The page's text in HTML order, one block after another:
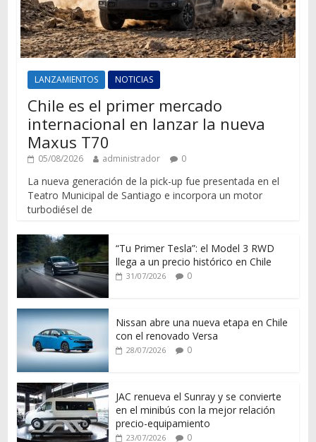
LANZAMIENTOS NOTICIAS
Chile es el primer mercado
internacional en lanzar la nueva
Maxus T70
05/08/2026 administrador 0
La nueva generación de la pick-up fue presentada en el
Teatro Municipal de Santiago e incorpora un motor
turbodiésel de
“Tu Primer Tesla”: el Model 3 RWD
llega a un precio histórico en Chile
31/07/2026 0
Nissan abre una nueva etapa en Chile
con el renovado Versa
28/07/2026 0
JAC renueva el Sunray y se convierte
en el minibús con la mejor relación
precio-equipamiento
23/07/2026 0